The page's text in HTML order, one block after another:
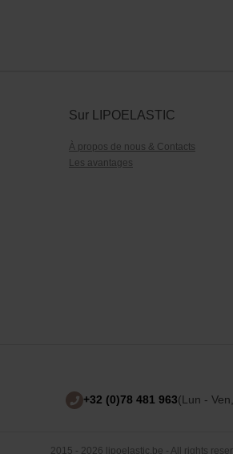
Sur LIPOELASTIC
À propos de nous & Contacts
Les avantages
+32 (0)78 481 963(Lun -
2015 - 2026 lipoelastic.be - All rights